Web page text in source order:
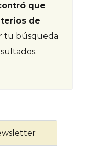
que
de
tu búsqueda